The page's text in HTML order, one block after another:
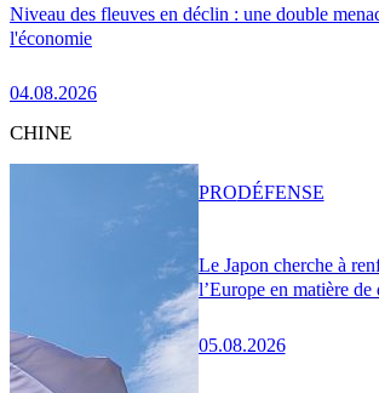
Niveau des fleuves en déclin : une double
l'économie
04.08.2026
CHINE
Le Japon cherche à
l’Europe en matière de
05.08.2026
PRODÉFENSE